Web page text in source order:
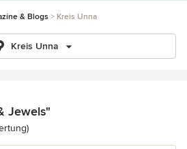
& Blogs Kreis Unna
Kreis Unna
Jewels"
5 von 5 Sternen